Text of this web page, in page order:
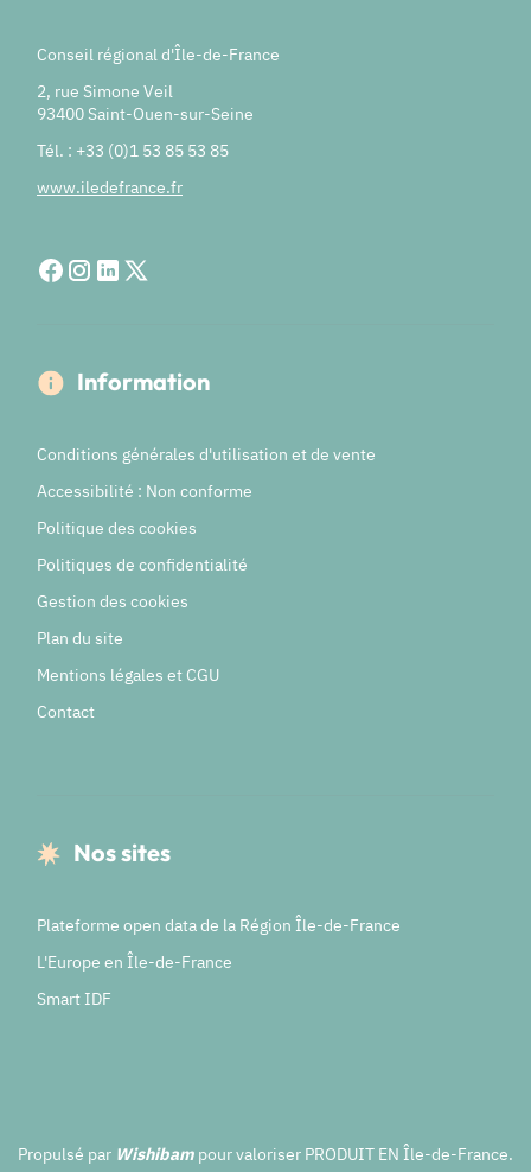
Conseil régional d'Île-de-France
2, rue Simone Veil
93400 Saint-Ouen-sur-Seine
Tél. : +33 (0)1 53 85 53 85
www.iledefrance.fr
Information
Conditions générales d'utilisation et de vente
Accessibilité : Non conforme
Politique des cookies
Politiques de confidentialité
Gestion des cookies
Plan du site
Mentions légales et CGU
Contact
Nos sites
Plateforme open data de la Région Île-de-France
L'Europe en Île-de-France
Smart IDF
Propulsé par Wishibam pour valoriser PRODUIT EN Île-de-France.